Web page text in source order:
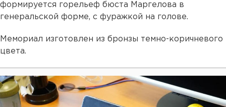
формируется горельеф бюста Маргелова в
генеральской форме, с фуражкой на голове.
Мемориал изготовлен из бронзы темно-коричневого
цвета.